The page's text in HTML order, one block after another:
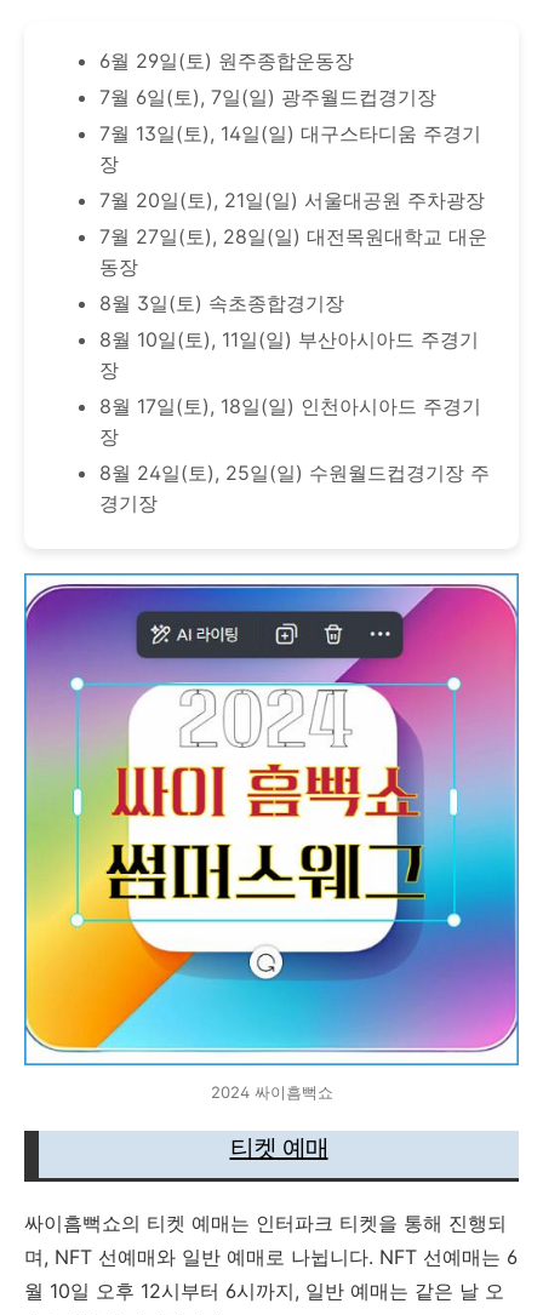
6월 29일(토) 원주종합운동장
7월 6일(토), 7일(일) 광주월드컵경기장
7월 13일(토), 14일(일) 대구스타디움 주경기
장
7월 20일(토), 21일(일) 서울대공원 주차광장
7월 27일(토), 28일(일) 대전목원대학교 대운
동장
8월 3일(토) 속초종합경기장
8월 10일(토), 11일(일) 부산아시아드 주경기
장
8월 17일(토), 18일(일) 인천아시아드 주경기
장
8월 24일(토), 25일(일) 수원월드컵경기장 주
경기장
2024 싸이흠뻑쇼
티켓 예매
싸이흠뻑쇼의 티켓 예매는 인터파크 티켓을 통해 진행되
며, NFT 선예매와 일반 예매로 나뉩니다. NFT 선예매는 6
월 10일 오후 12시부터 6시까지, 일반 예매는 같은 날 오